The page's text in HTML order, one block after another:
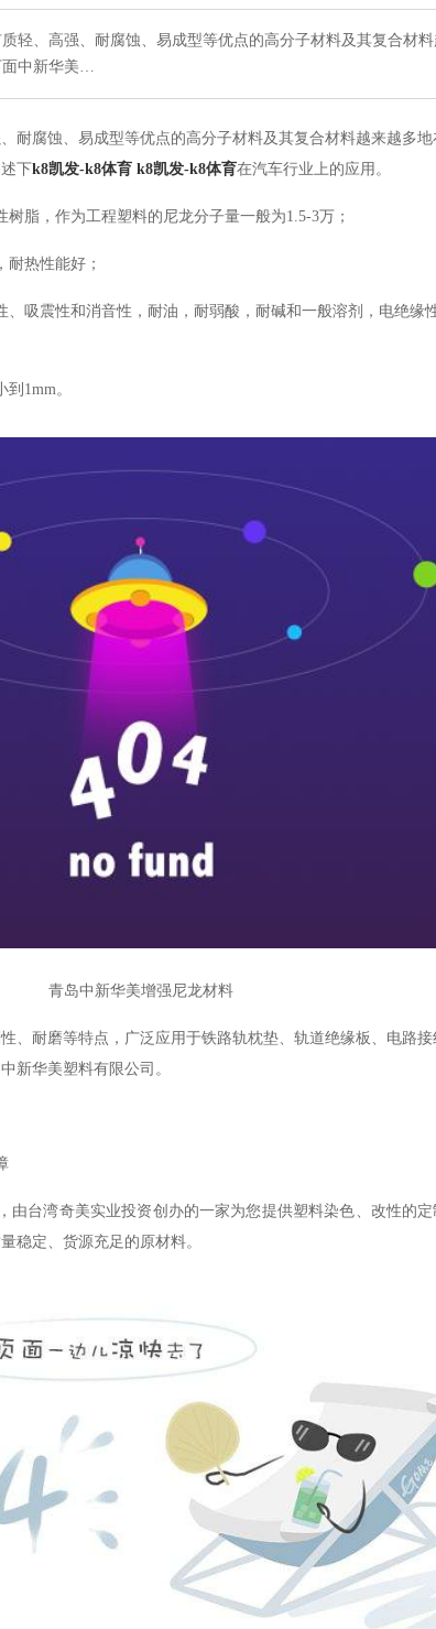
轻、高强、耐腐蚀、易成型等优点的高分子材料及其复合材
面中新华美…
耐腐蚀、易成型等优点的高分子材料及其复合材料越来越多地
下k8凯发-k8体育 k8凯发-k8体育在汽车行业上的应用。
树脂，作为工程塑料的尼龙分子量一般为1.5-3万；
耐热性能好；
、吸震性和消音性，耐油，耐弱酸，耐碱和一般溶剂，电绝缘
1mm。
青岛中新华美增强尼龙材料
、耐磨等特点，广泛应用于铁路轨枕垫、轨道绝缘板、电路接
新华美塑料有限公司。
由台湾奇美实业投资创办的一家为您提供塑料染色、改性的
定、货源充足的原材料。